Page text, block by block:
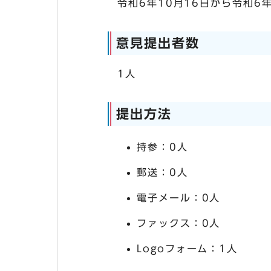
令和6年10月16日から令和6
意見提出者数
1人
提出方法
持参：0人
郵送：0人
電子メール：0人
ファックス：0人
Logoフォーム：1人